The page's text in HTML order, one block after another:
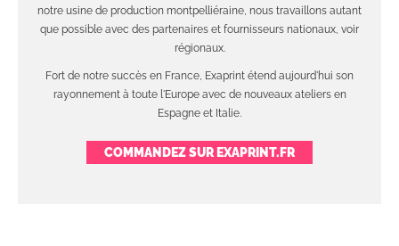
notre usine de production montpelliéraine, nous travaillons autant
que possible avec des partenaires et fournisseurs nationaux, voir
régionaux.
Fort de notre succès en France, Exaprint étend aujourd'hui son
rayonnement à toute l'Europe avec de nouveaux ateliers en
Espagne et Italie.
COMMANDEZ SUR EXAPRINT.FR